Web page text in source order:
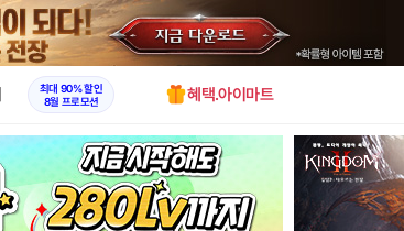
X
최대 90% 할인
8월 프로모션
혜택.아이마트